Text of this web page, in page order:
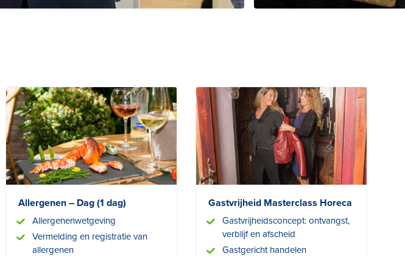
Allergenen – Dag (1 dag)
Allergenenwetgeving
Vermelding en registratie van
allergenen
Gastvrijheid Masterclass Horeca
Gastvrijheidsconcept: ontvangst,
verblijf en afscheid
Gastgericht handelen